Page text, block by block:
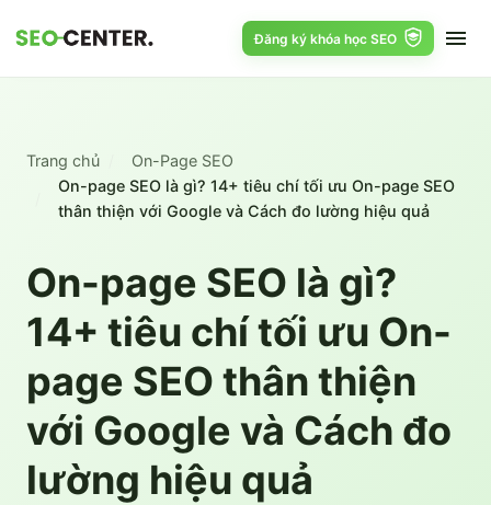
Đăng ký khóa học SEO
Trang chủ
On-Page SEO
On-page SEO là gì? 14+ tiêu chí tối ưu On-page SEO
thân thiện với Google và Cách đo lường hiệu quả
On-page SEO là gì?
14+ tiêu chí tối ưu On-
page SEO thân thiện
với Google và Cách đo
lường hiệu quả